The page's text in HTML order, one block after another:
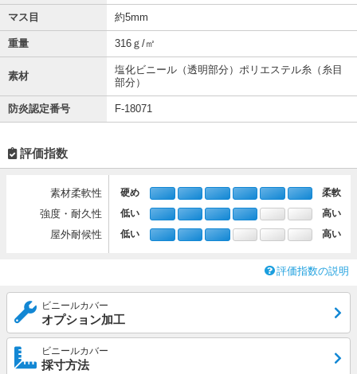
マス目 約5mm
重量 316ｇ/㎡
素材
塩化ビニール（透明部分）ポリエステル糸（糸目
部分）
防炎認定番号 F-18071
評価指数
素材柔軟性 硬め 柔軟
強度・耐久性 低い 高い
屋外耐候性 低い 高い
評価指数の説明
ビニールカバー
オプション加工
ビニールカバー
採寸方法